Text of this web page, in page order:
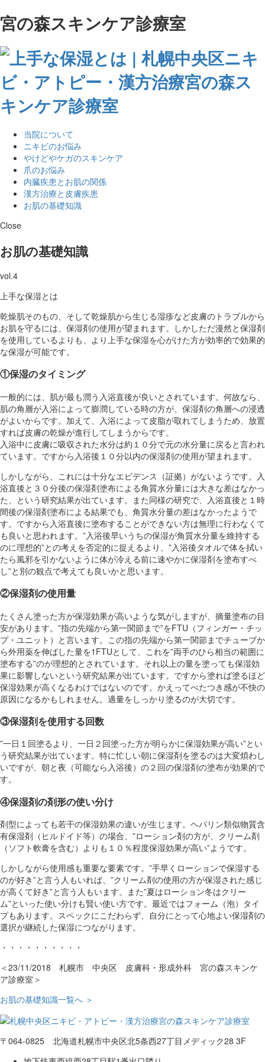
宮の森スキンケア診療室
当院について
ニキビのお悩み
やけどやケガのスキンケア
爪のお悩み
内臓疾患とお肌の関係
漢方治療と皮膚疾患
お肌の基礎知識
Close
お肌の基礎知識
vol.4
上手な保湿とは
乾燥肌そのもの、そして乾燥肌から生じる湿疹など皮膚のトラブルから
お肌を守るには、保湿剤の使用が望まれます。しかしただ漫然と保湿剤
を使用しているよりも、より上手な保湿を心がけた方が効率的で効果的
な保湿が可能です。
①保湿のタイミング
一般的には、肌が最も潤う入浴直後が良いとされています。何故なら、
肌の角層が入浴によって膨潤している時の方が、保湿剤の角層への浸透
がよいからです。加えて、入浴によって皮脂が取れてしまうため、放置
すれば皮膚の乾燥が進行してしまうからです。
入浴中に皮膚に吸収された水分は約１０分で元の水分量に戻ると言われ
ています。ですから入浴後１０分以内の保湿剤の使用が望まれます。
しかしながら、これには十分なエビデンス（証拠）がないようです。入
浴直後と３０分後の保湿剤塗布による角質水分量には大きな差はなかっ
た、という研究結果が出ています。また同様の研究で、入浴直後と１時
間後の保湿剤塗布による結果でも、角質水分量の差はなかったようで
す。ですから入浴直後に塗布することができない方は無理に行わなくて
も良いと思われます。”入浴後早いうちの保湿が角質水分量を維持する
のに理想的”との考えを否定的に捉えるより、”入浴後タオルで体を拭い
たら風邪を引かないように体が冷える前に速やかに保湿剤を塗布すべ
し”と別の観点で考えても良いかと思います。
②保湿剤の使用量
たくさん塗った方が保湿効果が高いような気がしますが、摘量塗布の目
安があります。”指の先端から第一関節まで”をFTU（フィンガー・チッ
プ・ユニット）と言います。この指の先端から第一関節までチューブか
ら外用薬を伸ばした量を1FTUとして、これを”両手のひら相当の範囲に
塗布する”のが理想的とされています。それ以上の量を塗っても保湿効
果に影響しないという研究結果が出ています。ですから塗れば塗るほど
保湿効果が高くなるわけではないのです。かえってべたつき感が不快の
原因になるかもしれません。適量をしっかり塗るのが大切です。
③保湿剤を使用する回数
”一日１回塗るより、一日２回塗った方が明らかに保湿効果が高い”とい
う研究結果が出ています。特に忙しい朝に保湿剤を塗るのは大変煩わし
いですが、朝と夜（可能なら入浴後）の２回の保湿剤の塗布が効果的で
す。
④保湿剤の剤形の使い分け
剤型によっても若干の保湿効果の違いが生じます。ヘパリン類似物質含
有保湿剤（ヒルドイド等）の場合、”ローション剤の方が、クリーム剤
（ソフト軟膏を含む）よりも１０％程度保湿効果が高い”ようです。
しかしながら使用感も重要な要素です。”手早くローションで保湿する
のが好き”と言う人もいれば、”クリーム剤の使用の方が保湿された感じ
が高くて好き”と言う人もいます。また”夏はローション冬はクリー
ム”といった使い分けも賢い使い方です。最近ではフォーム（泡）タイ
プもあります。スペックにこだわらず、自分にとって心地よい保湿剤の
選択が継続した保湿につながります。
・・・・・・・・・・
＜23/11/2018 札幌市 中央区 皮膚科・形成外科 宮の森スキンケ
ア診療室＞
お肌の基礎知識一覧へ ＞
〒064-0825 北海道札幌市中央区北5条西27丁目メディック28 3F